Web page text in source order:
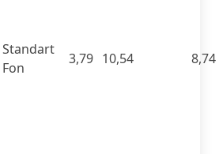
Standart
Fon
3,79 10,54 8,74